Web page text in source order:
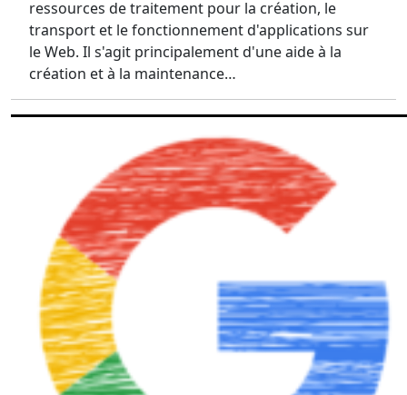
ressources de traitement pour la création, le
transport et le fonctionnement d'applications sur
le Web. Il s'agit principalement d'une aide à la
création et à la maintenance…